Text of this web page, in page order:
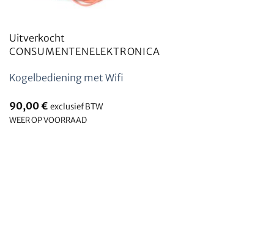
Uitverkocht
CONSUMENTENELEKTRONICA
Kogelbediening met Wifi
90,00€ exclusief BTW
WEER OP VOORRAAD